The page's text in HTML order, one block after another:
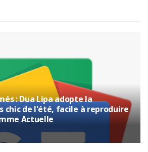
: Dua Lipa adopte la
chic de l'été, facile à reproduire
Actuelle